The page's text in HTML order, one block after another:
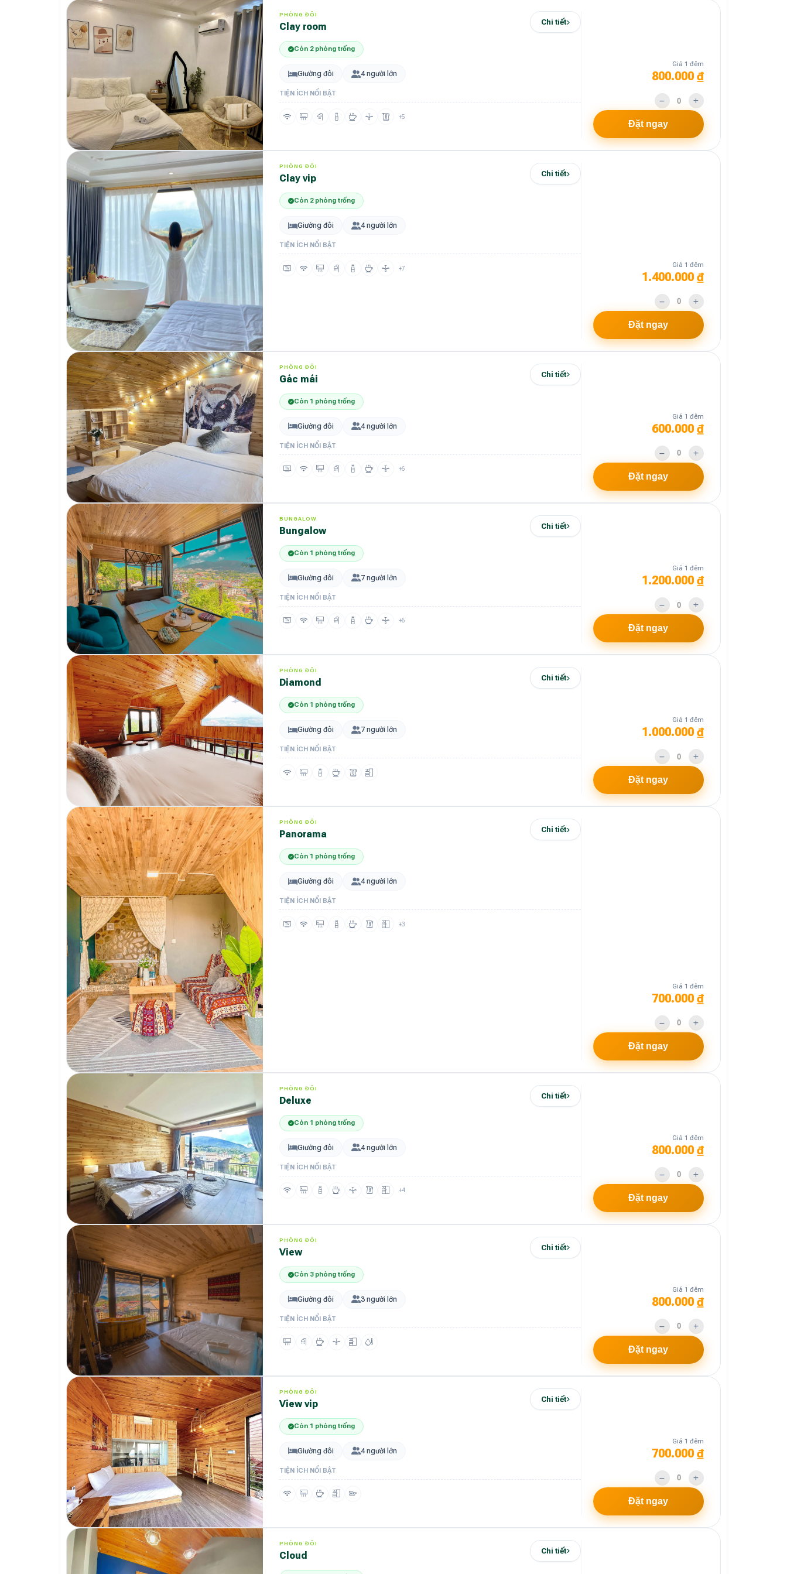
PHÒNG ĐÔI
clay room Chi tiết
Còn 2 phòng trống
Giường đôi 4 người lớn
TIỆN ÍCH NỔI BẬT
+5
Giá 1 đêm
800.000 ₫
Đặt ngay
PHÒNG ĐÔI
clay vip Chi tiết
Còn 2 phòng trống
Giường đôi 4 người lớn
TIỆN ÍCH NỔI BẬT
+7 Giá 1 đêm
1.400.000 ₫
Đặt ngay
PHÒNG ĐÔI
gác mái Chi tiết
Còn 1 phòng trống
Giường đôi 4 người lớn
TIỆN ÍCH NỔI BẬT
+6
Giá 1 đêm
600.000 ₫
Đặt ngay
BUNGALOW
bungalow Chi tiết
Còn 1 phòng trống
Giường đôi 7 người lớn
TIỆN ÍCH NỔI BẬT
+6
Giá 1 đêm
1.200.000 ₫
Đặt ngay
PHÒNG ĐÔI
diamond Chi tiết
Còn 1 phòng trống
Giường đôi 7 người lớn
TIỆN ÍCH NỔI BẬT
Giá 1 đêm
1.000.000 ₫
Đặt ngay
PHÒNG ĐÔI
panorama Chi tiết
Còn 1 phòng trống
Giường đôi 4 người lớn
TIỆN ÍCH NỔI BẬT
+3
Giá 1 đêm
700.000 ₫
Đặt ngay
PHÒNG ĐÔI
deluxe Chi tiết
Còn 1 phòng trống
Giường đôi 4 người lớn
TIỆN ÍCH NỔI BẬT
+4
Giá 1 đêm
800.000 ₫
Đặt ngay
PHÒNG ĐÔI
view Chi tiết
Còn 3 phòng trống
Giường đôi 3 người lớn
TIỆN ÍCH NỔI BẬT
Giá 1 đêm
800.000 ₫
Đặt ngay
PHÒNG ĐÔI
view vip Chi tiết
Còn 1 phòng trống
Giường đôi 4 người lớn
TIỆN ÍCH NỔI BẬT
Giá 1 đêm
700.000 ₫
Đặt ngay
PHÒNG ĐÔI
cloud Chi tiết